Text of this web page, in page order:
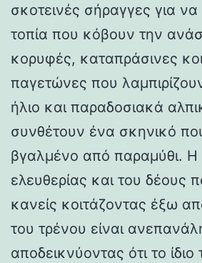
σκοτεινές σήραγγες για
τοπία που κόβουν την
κορυφές, καταπράσινες
παγετώνες που
ήλιο και παραδοσιακά
συνθέτουν ένα σκηνικό
βγαλμένο από παραμύθι. Η
ελευθερίας και του δέους
κανείς κοιτάζοντας έξω
του τρένου είναι
αποδεικνύοντας ότι το ίδιο